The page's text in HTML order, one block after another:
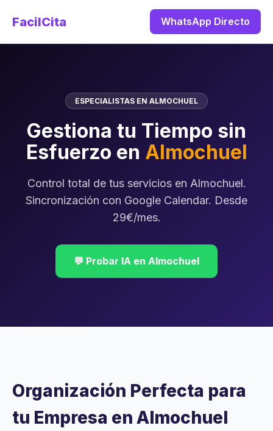
FacilCita WhatsApp Directo
ESPECIALISTAS EN ALMOCHUEL
Gestiona tu Tiempo sin
Esfuerzo en Almochuel
Control total de tus servicios en Almochuel.
Sincronización con Google Calendar. Desde
29€/mes.
💬 Probar IA en Almochuel
Organización Perfecta para
tu Empresa en Almochuel